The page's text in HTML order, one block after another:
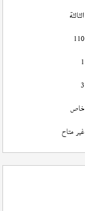
الثالثة
110
1
3
خاص
غير متاح